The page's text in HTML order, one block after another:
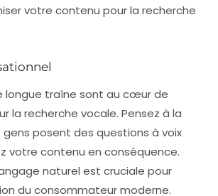
votre contenu pour la recherche
longue traîne sont au cœur de
la recherche vocale. Pensez à la
posent des questions à voix
votre contenu en conséquence.
naturel est cruciale pour
du consommateur moderne.